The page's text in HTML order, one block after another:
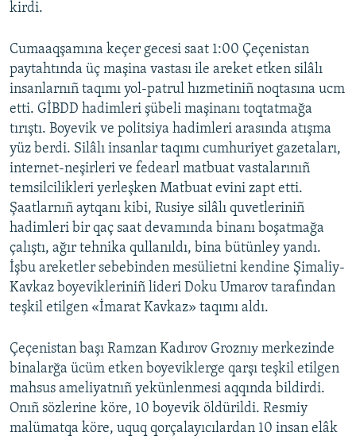
kirdi.
Cumaaqşamına keçer gecesi saat 1:00 Çeçenistan
paytahtında üç maşina vastası ile areket etken silâlı
insanlarnıñ taqımı yol-patrul hızmetiniñ noqtasına ucm
etti. GİBDD hadimleri şübeli maşinanı toqtatmağa
tırıştı. Boyevik ve politsiya hadimleri arasında atışma
yüz berdi. Silâlı insanlar taqımı cumhuriyet gazetaları,
internet-neşirleri ve fedearl matbuat vastalarınıñ
temsilcilikleri yerleşken Matbuat evini zapt etti.
Şaatlarnıñ aytqanı kibi, Rusiye silâlı quvetleriniñ
hadimleri bir qaç saat devamında binanı boşatmağa
çalıştı, ağır tehnika qullanıldı, bina bütünley yandı.
İşbu areketler sebebinden mesülietni kendine Şimaliy-
Kavkaz boyevikleriniñ lideri Doku Umarov tarafından
teşkil etilgen «İmarat Kavkaz» taqımı aldı.
Çeçenistan başı Ramzan Kadırov Groznıу merkezinde
binalarğa ücüm etken boyeviklerge qarşı teşkil etilgen
mahsus ameliyatnıñ yekünlenmesi aqqında bildirdi.
Onıñ sözlerine köre, 10 boyevik öldürildi. Resmiy
malümatqa köre, uquq qorçalayıcılardan 10 insan elâk